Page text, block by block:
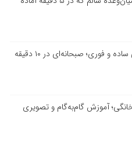
صبحانه‌ای در ۱۰ دقیقه
آموزش گام‌به‌گام و تصویری